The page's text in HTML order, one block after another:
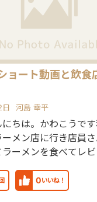
ョート動画と飲食
日 河島 幸平
0いいね！
ちは。かわこうで
ーメン店に行き店員
ーメンを食べてレ